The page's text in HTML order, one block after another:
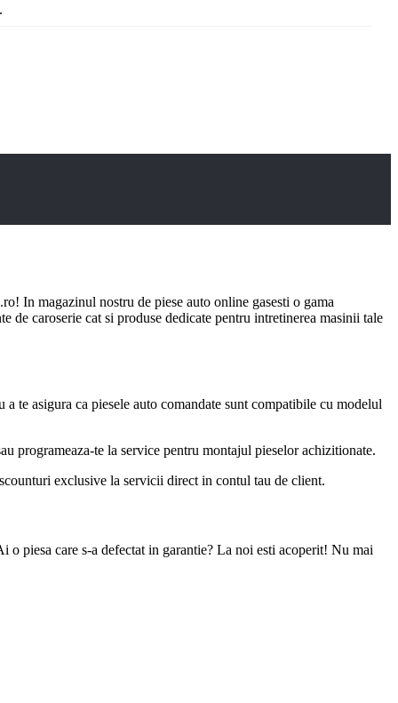
In magazinul nostru de piese auto online gasesti o gama
caroserie cat si produse dedicate pentru intretinerea masinii tale
te asigura ca piesele auto comandate sunt compatibile cu modelul
programeaza-te la service pentru montajul pieselor achizitionate.
exclusive la servicii direct in contul tau de client.
piesa care s-a defectat in garantie? La noi esti acoperit! Nu mai